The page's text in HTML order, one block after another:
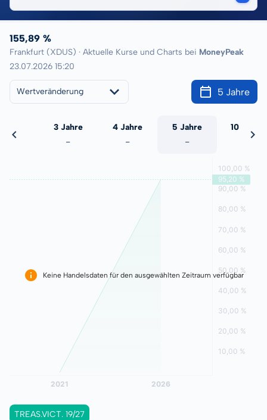
155,89 %
Frankfurt (XDUS) · Aktuelle Kurse und Charts bei MoneyPeak
23.07.2026 15:20
Wertveränderung 5 Jahre
3 Jahre
-
4 Jahre
-
5 Jahre
-
10 Jahre
Keine Handelsdaten für den ausgewählten Zeitraum verfügbar
TREAS.VICT. 19/27